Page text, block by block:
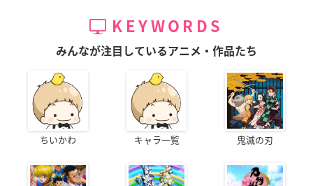
KEYWORDS
みんなが注目しているアニメ・作品たち
ちいかわ キャラ一覧 鬼滅の刃